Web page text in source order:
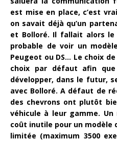
est mise en place, c’est
on savait déjà qu’un
et Bolloré. Il fallait alors
probable de voir un
Peugeot ou DS… Le choix
choix par défaut afin
développer, dans le futur,
avec Bolloré. A défaut de
des chevrons ont plutôt
véhicule à leur gamme.
coût inutile pour un modèle
limitée (maximum 3500